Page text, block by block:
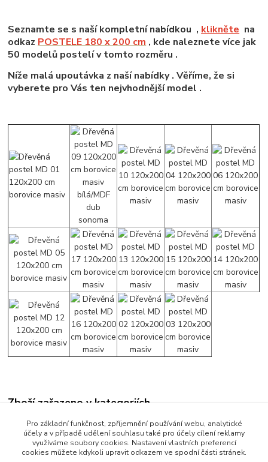
Seznamte se s naší kompletní nabídkou , klikněte na
odkaz POSTELE 180 x 200 cm , kde naleznete více jak
50 modelů postelí v tomto rozměru .
Níže malá upoutávka z naší nabídky . Věříme, že si
vyberete pro Vás ten nejvhodnější model .
Zboží zařazeno v kategoriích
Manželské postele
Postele 180 x 200 cm
Pro základní funkčnost, zpříjemnění používání webu, analytické
účely a v případě udělení souhlasu také pro účely cílení reklamy
využíváme soubory cookies. Nastavení vlastních preferencí
cookies můžete kdykoli upravit odkazem ve spodní části stránek.